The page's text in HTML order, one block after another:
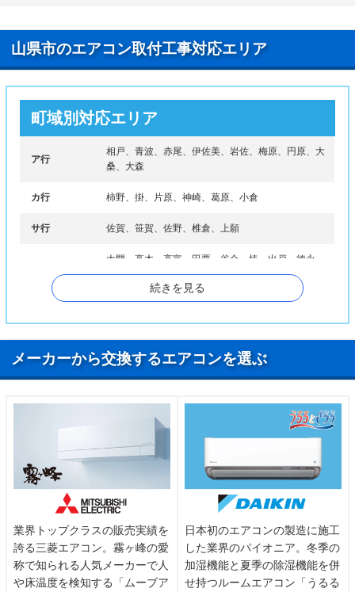
山県市のエアコン取付工事対応エリア
町域別対応エリア
ア行
相戸、青波、赤尾、伊佐美、岩佐、梅原、円原、大
桑、大森
カ行 柿野、掛、片原、神崎、葛原、小倉
サ行 佐賀、笹賀、佐野、椎倉、上願
大門、高木、高富、田栗、谷合、椿、出戸、徳永、
富永
長滝、中洞、西深瀬
マ行 松尾
続きを見る
メーカーから交換するエアコンを選ぶ
業界トップクラスの販売実績を
誇る三菱エアコン。霧ヶ峰の愛
称で知られる人気メーカーで人
や床温度を検知する「ムーブア
日本初のエアコンの製造に施工
した業界のパイオニア。冬季の
加湿機能と夏季の除湿機能を併
せ持つルームエアコン「うるる